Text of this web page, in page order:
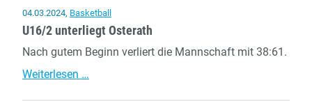
04.03.2024, Basketball
U16/2 unterliegt Osterath
Nach gutem Beginn verliert die Mannschaft mit 38:61.
Weiterlesen …